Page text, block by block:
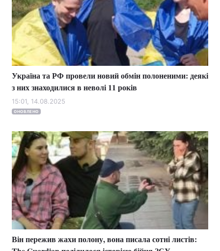
Україна та РФ провели новий обмін полоненими: деякі
з них знаходилися в неволі 11 років
15:01, 14.08.2025
ОНОВЛЕНО
Він пережив жахи полону, вона писала сотні листів: